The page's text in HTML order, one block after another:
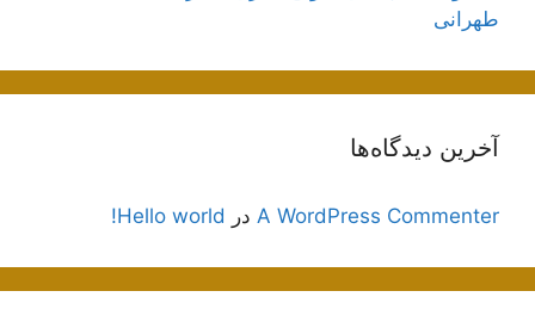
طهرانی
آخرین دیدگاه‌ها
A WordPress Commenter در Hello world!